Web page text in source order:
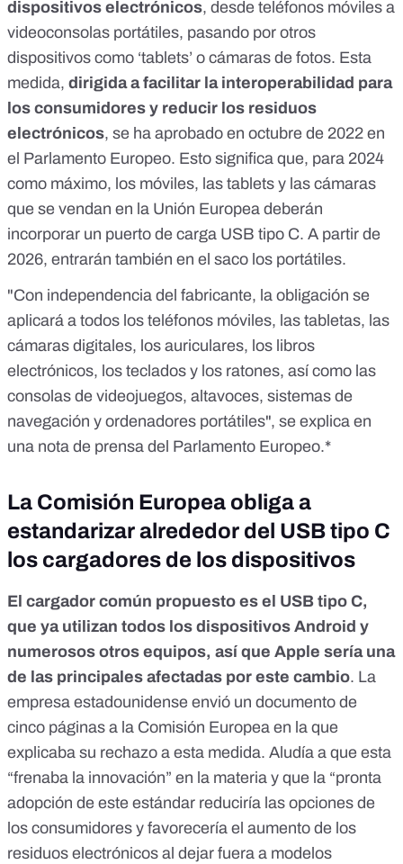
dispositivos electrónicos, desde teléfonos móviles a
videoconsolas portátiles, pasando por otros
dispositivos como ‘tablets’ o cámaras de fotos. Esta
medida, dirigida a facilitar la interoperabilidad para
los consumidores y reducir los residuos
electrónicos, se ha aprobado en octubre de 2022 en
el Parlamento Europeo. Esto significa que, para 2024
como máximo, los móviles, las tablets y las cámaras
que se vendan en la Unión Europea deberán
incorporar un puerto de carga USB tipo C. A partir de
2026, entrarán también en el saco los portátiles.
"Con independencia del fabricante, la obligación se
aplicará a todos los teléfonos móviles, las tabletas, las
cámaras digitales, los auriculares, los libros
electrónicos, los teclados y los ratones, así como las
consolas de videojuegos, altavoces, sistemas de
navegación y ordenadores portátiles", se explica en
una nota de prensa del Parlamento Europeo.*
La Comisión Europea obliga a
estandarizar alrededor del USB tipo C
los cargadores de los dispositivos
El cargador común propuesto es el USB tipo C,
que ya utilizan todos los dispositivos Android y
numerosos otros equipos, así que Apple sería una
de las principales afectadas por este cambio. La
empresa estadounidense envió un documento de
cinco páginas a la Comisión Europea en la que
explicaba su rechazo a esta medida. Aludía a que esta
“frenaba la innovación” en la materia y que la “pronta
adopción de este estándar reduciría las opciones de
los consumidores y favorecería el aumento de los
residuos electrónicos al dejar fuera a modelos